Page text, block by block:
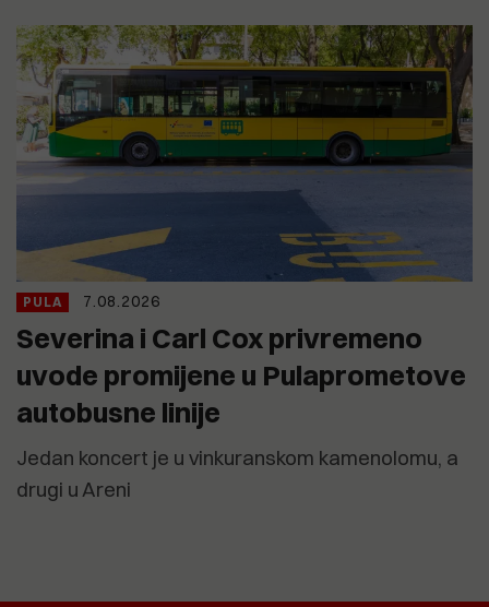
PULA 7.08.2026
Severina i Carl Cox privremeno
uvode promijene u Pulaprometove
autobusne linije
Jedan koncert je u vinkuranskom kamenolomu, a
drugi u Areni